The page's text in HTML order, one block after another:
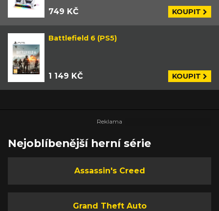
749 KČ KOUPIT
Battlefield 6 (PS5)
1 149 KČ KOUPIT
Nejoblíbenější herní série
Assassin's Creed
Grand Theft Auto